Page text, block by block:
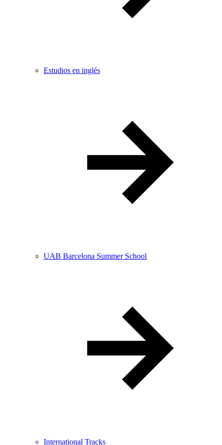
Estudios en inglés
UAB Barcelona Summer School
International Tracks